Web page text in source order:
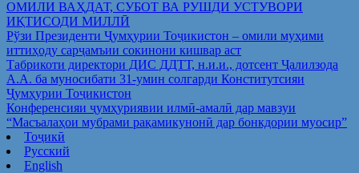
ОМИЛИ ВАҲДАТ, СУБОТ ВА РУШДИ УСТУВОРИ
ИҚТИСОДИ МИЛЛӢ
Рўзи Президенти Ҷумҳурии Тоҷикистон – омили муҳими
иттиҳоду сарҷамъии сокинони кишвар аст
Табрикоти директори ДИС ДДТТ, н.и.и., дотсент Ҷалилзода
А.А. ба муносибати 31-умин солгарди Конститутсияи
Ҷумҳурии Тоҷикистон
Конференсияи ҷумҳуриявии илмӣ-амалӣ дар мавзуи
“Масъалаҳои мубрами рақамикунонӣ дар бонкдории муосир”
Тоҷикӣ
Русский
English